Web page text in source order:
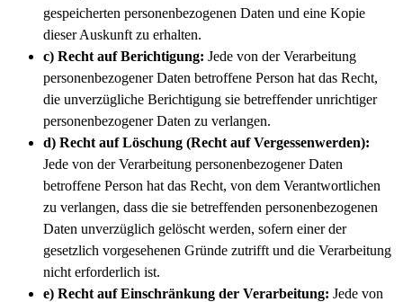
gespeicherten personenbezogenen Daten und eine Kopie
dieser Auskunft zu erhalten.
c) Recht auf Berichtigung: Jede von der Verarbeitung
personenbezogener Daten betroffene Person hat das Recht,
die unverzügliche Berichtigung sie betreffender unrichtiger
personenbezogener Daten zu verlangen.
d) Recht auf Löschung (Recht auf Vergessenwerden):
Jede von der Verarbeitung personenbezogener Daten
betroffene Person hat das Recht, von dem Verantwortlichen
zu verlangen, dass die sie betreffenden personenbezogenen
Daten unverzüglich gelöscht werden, sofern einer der
gesetzlich vorgesehenen Gründe zutrifft und die Verarbeitung
nicht erforderlich ist.
e) Recht auf Einschränkung der Verarbeitung: Jede von